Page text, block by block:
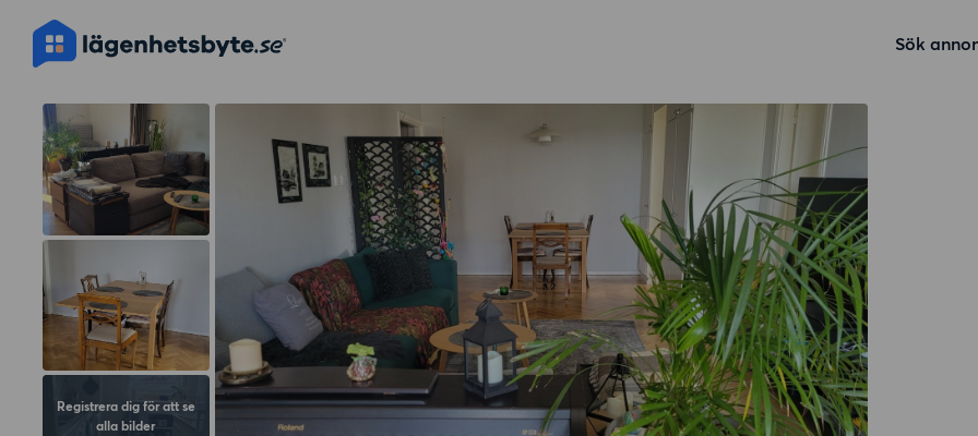
Sök
Registrera dig för att se
alla bilder